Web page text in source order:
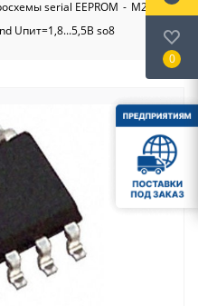
serial EEPROM - M24C16-
Uпит=1,8...5,5В so8
0